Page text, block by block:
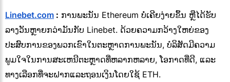
Linebet.com : ການພະນັນ Ethereum ບໍ່ເຄີຍງ່າຍຂຶ້ນ ຫຼືໄດ້ຮັບ
ລາງວັນຫຼາຍກວ່າມັນກັບ Linebet. ດ້ວຍຄວາມກວ້າງໃຫຍ່ຂອງ
ປະສົບການຂອງພວກເຂົາໃນຕະຫຼາດການພະນັນ, ບໍລິສັດມີຄວາມ
ພູມໃຈໃນການສະເຫນີຕະຫຼາດທີ່ຫລາກຫລາຍ, ໂອກາດທີ່ດີ, ແລະ
ທາງເລືອກທີ່ຈະຝາກແລະຖອນເງິນໂດຍໃຊ້ ETH.